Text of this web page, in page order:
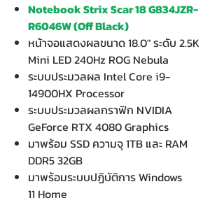
Notebook Strix Scar 18 G834JZR-
R6046W (Off Black)
หน้าจอแสดงผลขนาด 18.0" ระดับ 2.5K
Mini LED 240Hz ROG Nebula
ระบบประมวลผล Intel Core i9-
14900HX Processor
ระบบประมวลผลกราฟิก NVIDIA
GeForce RTX 4080 Graphics
มาพร้อม SSD ความจุ 1TB และ RAM
DDR5 32GB
มาพร้อมระบบปฏิบัติการ Windows
11 Home